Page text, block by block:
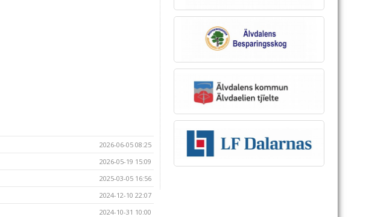
2026-06-05 08:25
2026-05-19 15:09
2025-03-05 16:56
2024-12-10 22:07
2024-10-31 10:00